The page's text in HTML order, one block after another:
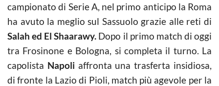
campionato di Serie A, nel primo anticipo la Roma
ha avuto la meglio sul Sassuolo grazie alle reti di
Salah ed El Shaarawy. Dopo il primo match di oggi
tra Frosinone e Bologna, si completa il turno. La
capolista Napoli affronta una trasferta insidiosa,
di fronte la Lazio di Pioli, match più agevole per la